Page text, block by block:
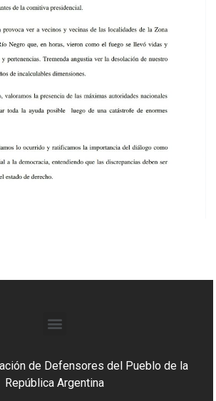
de Defensores del Pueblo de la
República Argentina